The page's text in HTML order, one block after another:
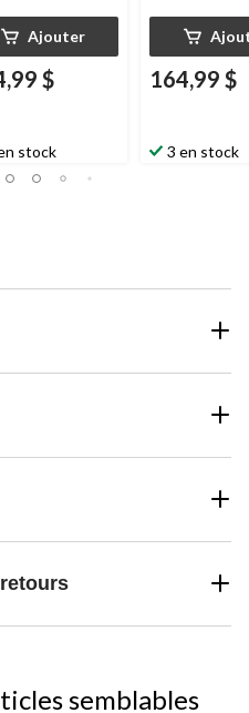
Ajouter
$
stock
164,99 $
3 en stock
semblables